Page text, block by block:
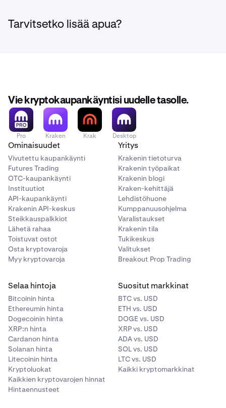
Tarvitsetko lisää apua?
Vie kryptokaupankäyntisi uudelle tasolle.
Pro Kraken Krak Desktop
Ominaisuudet
Vivutettu kaupankäynti
Futures Trading
OTC-kaupankäynti
Instituutiot
API-kaupankäynti
Krakenin API-keskus
Steikkauspalkkiot
Lähetä rahaa
Toistuvat ostot
Osta kryptovaroja
Myy kryptovaroja
Yritys
Krakenin tietoturva
Krakenin työpaikat
Krakenin blogi
Kraken-kehittäjä
Lehdistöhuone
Kumppanuusohjelma
Varalistaukset
Krakenin tila
Tukikeskus
Valitukset
Breakout Prop Trading
Selaa hintoja
Bitcoinin hinta
Ethereumin hinta
Dogecoinin hinta
XRP:n hinta
Cardanon hinta
Solanan hinta
Litecoinin hinta
Kryptoluokat
Kaikkien kryptovarojen hinnat
Hintaennusteet
Suositut markkinat
BTC vs. USD
ETH vs. USD
DOGE vs. USD
XRP vs. USD
ADA vs. USD
SOL vs. USD
LTC vs. USD
Kaikki kryptomarkkinat